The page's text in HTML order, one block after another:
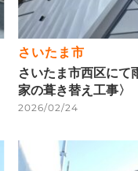
さいたま市
さいたま市西区にて
家の葺き替え工事〉
2026/02/24